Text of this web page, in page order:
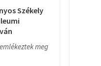
Székely
meg